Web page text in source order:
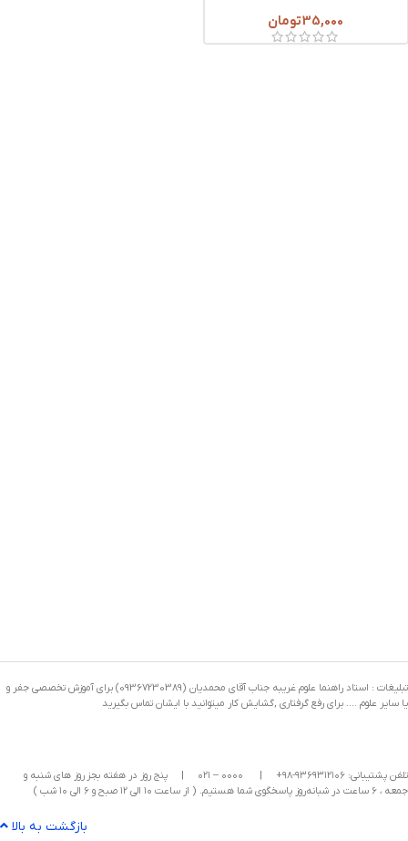
35,000تومان
تبلیغات : استاد راهنما علوم غریبه جناب آقای محمدیان (09367230389) برای آموزش تخصصی جفر و
یا سایر علوم …. برای رفع گرفتاری ,گشایش کار میتوانید با ایشان تماس بگیرید
تلفن پشتیبانی: ۹۳۶۹۳۱۲۱۰۶-۹۸+ |
|
پنج روز در هفته بجز روز های شنبه و
جمعه ، ۶ ساعت در شبانه‌روز پاسخگوی شما هستیم. ( از ساعت ۱۰ الی ۱۲ صبح و ۶ الی ۱۰ شب )
بازگشت به بالا